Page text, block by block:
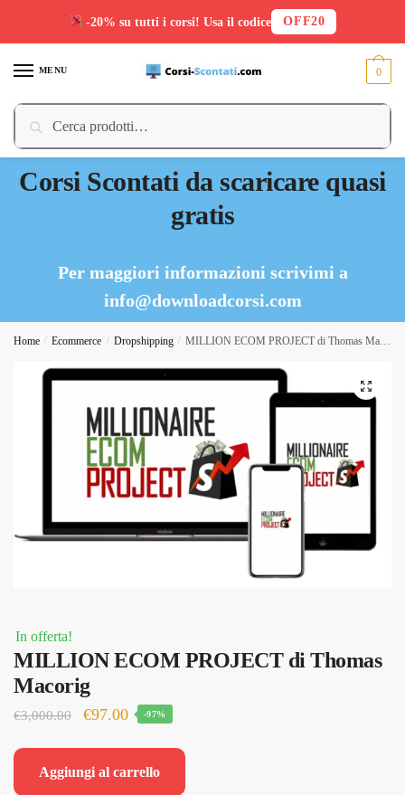
MENU
Cerca:
Cerca
0
Corsi Scontati da scaricare quasi
gratis
Per maggiori informazioni scrivimi a
info@downloadcorsi.com
Home / Ecommerce / Dropshipping / MILLION ECOM PROJECT di Thomas Macorig
In offerta!
MILLION ECOM PROJECT di Thomas
Macorig
€3,000.00
Il
originale
€97.00Il
attuale
-97%
Aggiungi al carrello
-20% su tutti i corsi! Usa il codice OFF20